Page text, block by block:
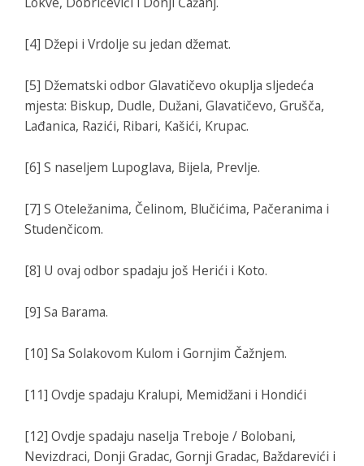
[4] Džepi i Vrdolje su jedan džemat.
[5] Džematski odbor Glavatičevo okuplja sljedeća
mjesta: Biskup, Dudle, Dužani, Glavatičevo, Grušča,
Lađanica, Razići, Ribari, Kašići, Krupac.
[6] S naseljem Lupoglava, Bijela, Prevlje.
[7] S Oteležanima, Čelinom, Blučićima, Pačeranima i
Studenčicom.
[8] U ovaj odbor spadaju još Herići i Koto.
[9] Sa Barama.
[10] Sa Solakovom Kulom i Gornjim Čažnjem.
[11] Ovdje spadaju Kralupi, Memidžani i Hondići
[12] Ovdje spadaju naselja Treboje / Bolobani,
Nevizdraci, Donji Gradac, Gornji Gradac, Baždarevići i